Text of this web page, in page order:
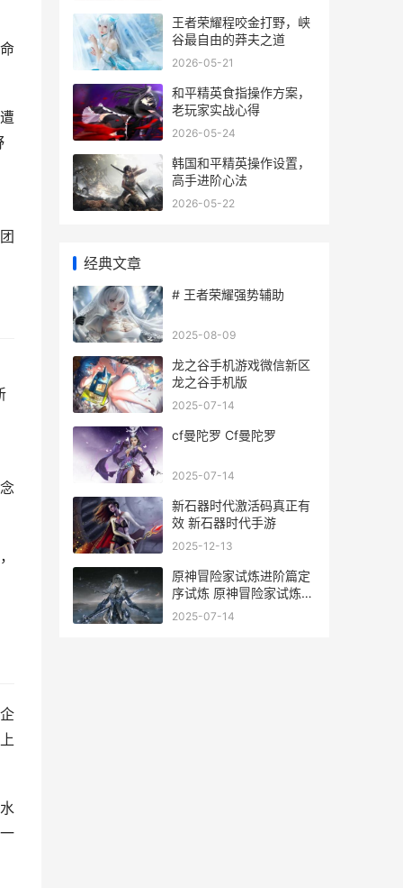
王者荣耀程咬金打野，峡
谷最自由的莽夫之道
2026-05-21
和平精英食指操作方案，
老玩家实战心得
2026-05-24
韩国和平精英操作设置，
高手进阶心法
2026-05-22
经典文章
# 王者荣耀强势辅助
2025-08-09
龙之谷手机游戏微信新区
龙之谷手机版
2025-07-14
cf曼陀罗 Cf曼陀罗
2025-07-14
新石器时代激活码真正有
效 新石器时代手游
2025-12-13
原神冒险家试炼进阶篇定
序试炼 原神冒险家试炼蜕
变篇
2025-07-14